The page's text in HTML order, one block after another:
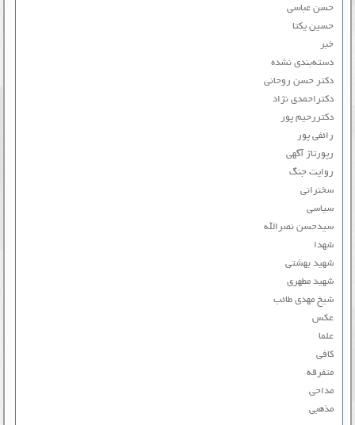
حسن عباسی
حسین یکتا
خبر
دسته‌بندی نشده
دکتر حسن روحانی
دکتراحمدی نژاد
دکتررحیم پور
رائفی پور
رپورتاژ آگهی
روایت جنگ
سخنرانی
سیاسی
سیدحسن نصرالله
شهدا
شهید بهشتی
شهید مطهری
شیخ مهدی طائب
عکس
علما
کافی
متفرقه
مداحی
مذهبی